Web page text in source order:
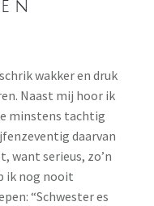
n
wakker en druk
Naast mij hoor ik
minstens tachtig
daarvan
want serieus, zo’n
ik nog nooit
“Schwester es